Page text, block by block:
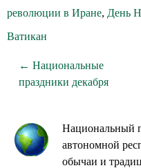
революции в Иране, День
Ватикан
← Национальные
праздники декабря
Национальный
автономной
обычаи и